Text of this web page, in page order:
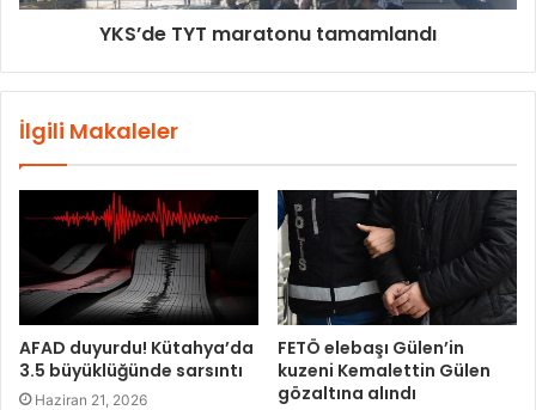
YKS’de TYT maratonu tamamlandı
İlgili Makaleler
AFAD duyurdu! Kütahya’da
3.5 büyüklüğünde sarsıntı
Haziran 21, 2026
FETÖ elebaşı Gülen’in
kuzeni Kemalettin Gülen
gözaltına alındı